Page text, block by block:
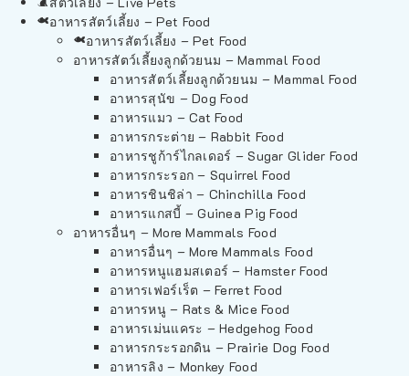
อาหารสัตว์เลี้ยง – Pet Food
อาหารสัตว์เลี้ยง – Pet Food
อาหารสัตว์เลี้ยงลูกด้วยนม – Mammal Food
อาหารสัตว์เลี้ยงลูกด้วยนม – Mammal Food
อาหารสุนัข – Dog Food
อาหารแมว – Cat Food
อาหารกระต่าย – Rabbit Food
อาหารชูก้าร์ไกลเดอร์ – Sugar Glider Food
อาหารกระรอก – Squirrel Food
อาหารชินชิล่า – Chinchilla Food
อาหารแกสบี้ – Guinea Pig Food
อาหารอื่นๆ – More Mammals Food
อาหารอื่นๆ – More Mammals Food
อาหารหนูแฮมสเตอร์ – Hamster Food
อาหารเฟอร์เร็ต – Ferret Food
อาหารหนู – Rats & Mice Food
อาหารเม่นแคระ – Hedgehog Food
อาหารกระรอกดิน – Prairie Dog Food
อาหารลิง – Monkey Food